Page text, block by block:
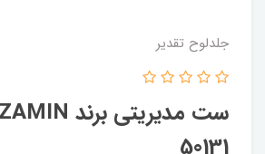
جلدلوح تقدیر